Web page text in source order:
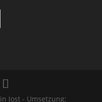
Jost - Umsetzung: